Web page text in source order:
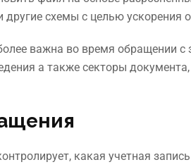
другие схемы с целью ускорения
важна во время обращении
а также секторы
какая учетная